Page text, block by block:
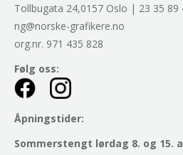
Tollbugata 24,0157 Oslo | 23 35 89
ng@norske-grafikere.no
org.nr. 971 435 828
Følg oss:
Åpningstider:
Sommerstengt lørdag 8. og 15.